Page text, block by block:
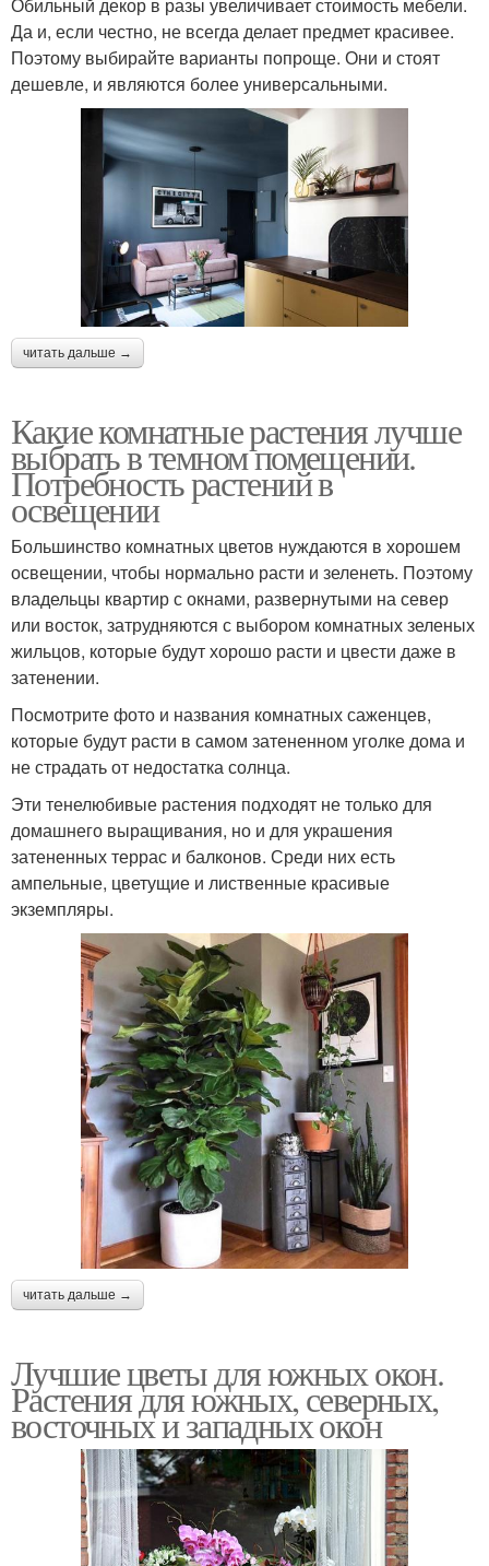
Обильный декор в разы увеличивает стоимость мебели.
Да и, если честно, не всегда делает предмет красивее.
Поэтому выбирайте варианты попроще. Они и стоят
дешевле, и являются более универсальными.
читать дальше →
Какие комнатные растения лучше
выбрать в темном помещении.
Потребность растений в
освещении
Большинство комнатных цветов нуждаются в хорошем
освещении, чтобы нормально расти и зеленеть. Поэтому
владельцы квартир с окнами, развернутыми на север
или восток, затрудняются с выбором комнатных зеленых
жильцов, которые будут хорошо расти и цвести даже в
затенении.
Посмотрите фото и названия комнатных саженцев,
которые будут расти в самом затененном уголке дома и
не страдать от недостатка солнца.
Эти тенелюбивые растения подходят не только для
домашнего выращивания, но и для украшения
затененных террас и балконов. Среди них есть
ампельные, цветущие и лиственные красивые
экземпляры.
читать дальше →
Лучшие цветы для южных окон.
Растения для южных, северных,
восточных и западных окон